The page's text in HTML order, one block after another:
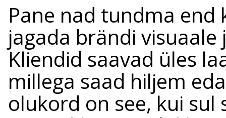
Pane nad tundma end
jagada brändi
Kliendid saavad üles
millega saad hiljem
olukord on see, kui